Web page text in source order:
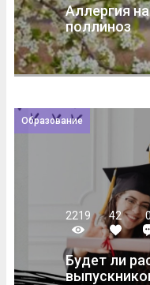
Аллергия
поллиноз
Образование
2219 42
Будет ли